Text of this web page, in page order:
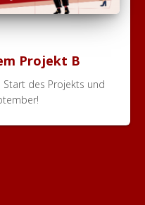
Projekt B
des Projekts und